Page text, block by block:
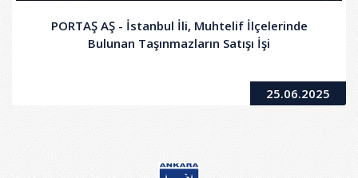
PORTAŞ AŞ - İstanbul İli, Muhtelif İlçelerinde
Bulunan Taşınmazların Satışı İşi
25.06.2025